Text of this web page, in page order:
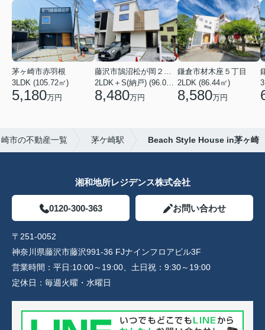
茅ヶ崎市赤羽根
3LDK (105.72㎡)
5,180万円
藤沢市鵠沼松が岡２丁目
2LDK＋S(納戸) (96.05㎡)
8,480万円
鎌倉市材木座５丁目
2LDK (86.44㎡)
8,580万円
市の不動産一覧 茅ケ崎駅 Beach Style House in茅ヶ崎
湘和地所レジデンス株式会社
0120-300-363 お問い合わせ
〒251-0052
神奈川県藤沢市藤沢991-36 FJナインフロアビル3F
営業時間： 平日:10:00～19:00、土日祝：9:30～19:00
定休日： 毎週火曜・水曜日